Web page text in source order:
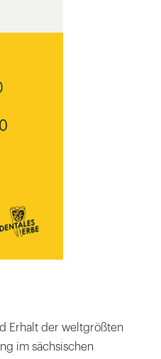
Erhalt der weltgrößten
im sächsischen